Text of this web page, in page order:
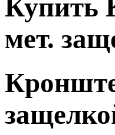
Купить
мет.